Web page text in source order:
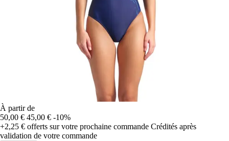
À partir de
50,00 € 45,00 € -10%
+2,25 € offerts sur votre prochaine commande Crédités après
validation de votre commande